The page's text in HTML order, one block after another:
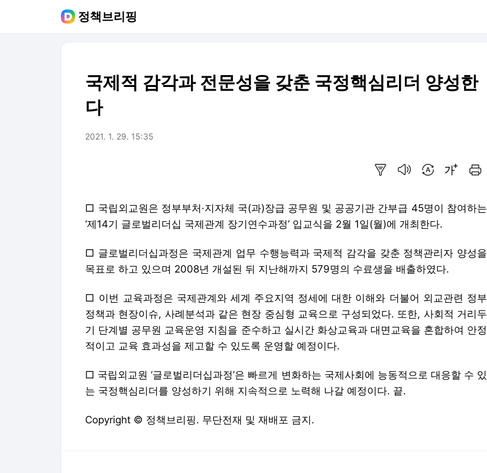
정책브리핑
국제적 감각과 전문성을 갖춘 국정핵심리더 양성한
다
2021. 1. 29. 15:35
□ 국립외교원은 정부부처·지자체 국(과)장급 공무원 및 공공기관 간부급 45명이 참여하는
‘제14기 글로벌리더십 국제관계 장기연수과정’ 입교식을 2월 1일(월)에 개최한다.
□ 글로벌리더십과정은 국제관계 업무 수행능력과 국제적 감각을 갖춘 정책관리자 양성을
목표로 하고 있으며 2008년 개설된 뒤 지난해까지 579명의 수료생을 배출하였다.
□ 이번 교육과정은 국제관계와 세계 주요지역 정세에 대한 이해와 더불어 외교관련 정부
정책과 현장이슈, 사례분석과 같은 현장 중심형 교육으로 구성되었다. 또한, 사회적 거리두
기 단계별 공무원 교육운영 지침을 준수하고 실시간 화상교육과 대면교육을 혼합하여 안정
적이고 교육 효과성을 제고할 수 있도록 운영할 예정이다.
□ 국립외교원 ‘글로벌리더십과정’은 빠르게 변화하는 국제사회에 능동적으로 대응할 수 있
는 국정핵심리더를 양성하기 위해 지속적으로 노력해 나갈 예정이다. 끝.
Copyright © 정책브리핑. 무단전재 및 재배포 금지.